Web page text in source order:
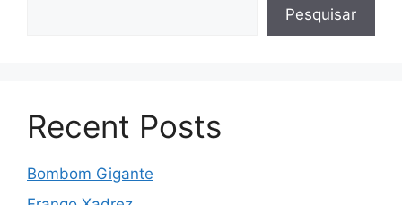
Pesquisar
Recent Posts
Bombom Gigante